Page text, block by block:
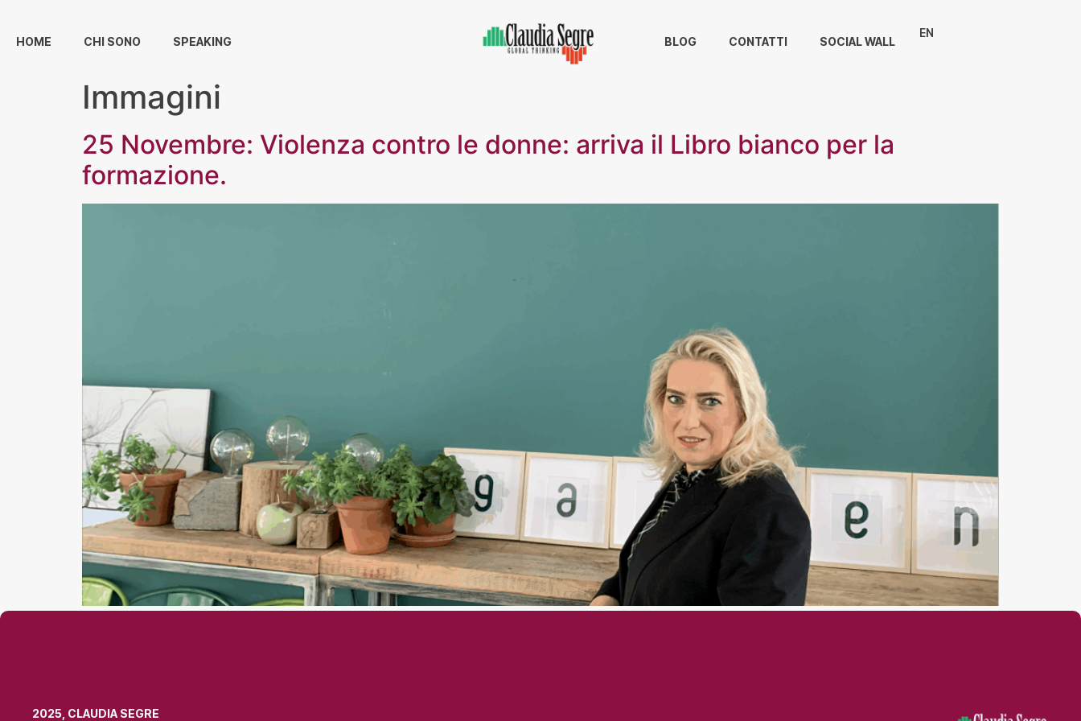
HOME CHI SONO SPEAKING BLOG CONTATTI SOCIAL WALL
EN
Immagini
25 Novembre: Violenza contro le donne: arriva il Libro bianco per la
formazione.
2025, CLAUDIA SEGRE